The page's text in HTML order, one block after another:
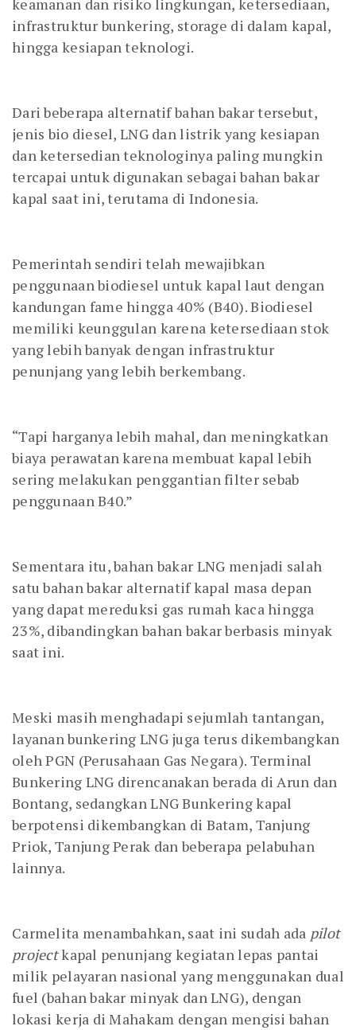
keamanan dan risiko lingkungan, ketersediaan,
infrastruktur bunkering, storage di dalam kapal,
hingga kesiapan teknologi.
Dari beberapa alternatif bahan bakar tersebut,
jenis bio diesel, LNG dan listrik yang kesiapan
dan ketersedian teknologinya paling mungkin
tercapai untuk digunakan sebagai bahan bakar
kapal saat ini, terutama di Indonesia.
Pemerintah sendiri telah mewajibkan
penggunaan biodiesel untuk kapal laut dengan
kandungan fame hingga 40% (B40). Biodiesel
memiliki keunggulan karena ketersediaan stok
yang lebih banyak dengan infrastruktur
penunjang yang lebih berkembang.
“Tapi harganya lebih mahal, dan meningkatkan
biaya perawatan karena membuat kapal lebih
sering melakukan penggantian filter sebab
penggunaan B40.”
Sementara itu, bahan bakar LNG menjadi salah
satu bahan bakar alternatif kapal masa depan
yang dapat mereduksi gas rumah kaca hingga
23%, dibandingkan bahan bakar berbasis minyak
saat ini.
Meski masih menghadapi sejumlah tantangan,
layanan bunkering LNG juga terus dikembangkan
oleh PGN (Perusahaan Gas Negara). Terminal
Bunkering LNG direncanakan berada di Arun dan
Bontang, sedangkan LNG Bunkering kapal
berpotensi dikembangkan di Batam, Tanjung
Priok, Tanjung Perak dan beberapa pelabuhan
lainnya.
Carmelita menambahkan, saat ini sudah ada pilot
projectkapal penunjang kegiatan lepas pantai
milik pelayaran nasional yang menggunakan dual
fuel (bahan bakar minyak dan LNG), dengan
lokasi kerja di Mahakam dengan mengisi bahan